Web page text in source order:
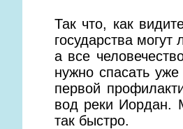
Так что, как
государства
а все
нужно спасать
первой
вод реки Иордан.
так быстро.